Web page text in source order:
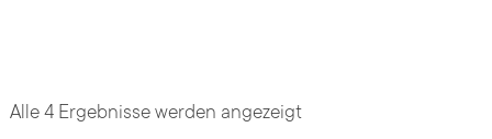
Alle 4 Ergebnisse werden angezeigt